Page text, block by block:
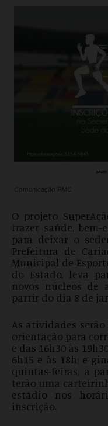
Comunicação PMC
O projeto
trazer saúde,
para deixar o
Prefeitura de
Municipal de
do Estado, leva
novos núcleos de
partir do dia 8 de
As atividades
orientação para
e das 16h30 às
6h15 e às 18h; e
quintas-feiras, a
terão uma
estádio nos
inscrição.